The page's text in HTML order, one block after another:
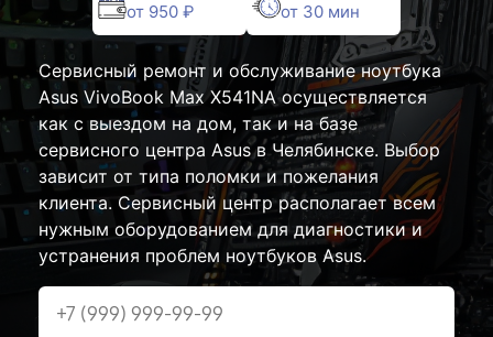
от 950 ₽ от 30 мин
Сервисный ремонт и обслуживание ноутбука
Asus VivoBook Max X541NA осуществляется
как с выездом на дом, так и на базе
сервисного центра Asus в Челябинске. Выбор
зависит от типа поломки и пожелания
клиента. Сервисный центр располагает всем
нужным оборудованием для диагностики и
устранения проблем ноутбуков Asus.